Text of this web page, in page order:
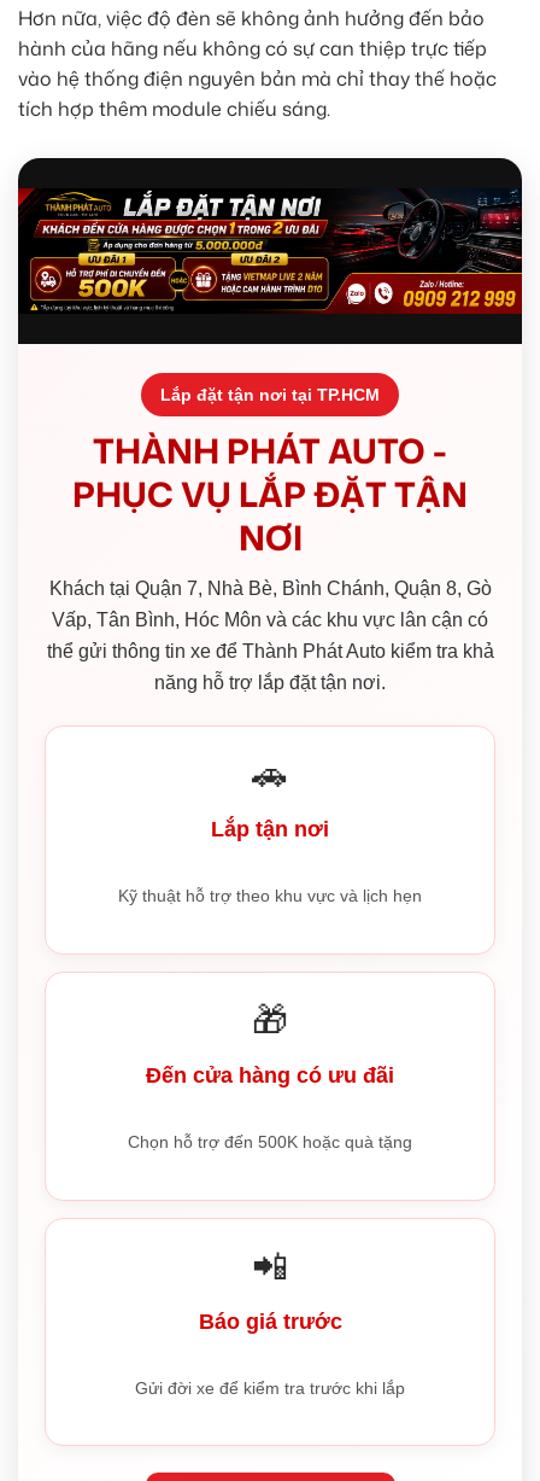
Hơn nữa, việc độ đèn sẽ không ảnh hưởng đến bảo
hành của hãng nếu không có sự can thiệp trực tiếp
vào hệ thống điện nguyên bản mà chỉ thay thế hoặc
tích hợp thêm module chiếu sáng.
Lắp đặt tận nơi tại TP.HCM
THÀNH PHÁT AUTO -
PHỤC VỤ LẮP ĐẶT TẬN
NƠI
Khách tại Quận 7, Nhà Bè, Bình Chánh, Quận 8, Gò
Vấp, Tân Bình, Hóc Môn và các khu vực lân cận có
thể gửi thông tin xe để Thành Phát Auto kiểm tra khả
năng hỗ trợ lắp đặt tận nơi.
🚗
Lắp tận nơi
Kỹ thuật hỗ trợ theo khu vực và lịch hẹn
🎁
Đến cửa hàng có ưu đãi
Chọn hỗ trợ đến 500K hoặc quà tặng
📲
Báo giá trước
Gửi đời xe để kiểm tra trước khi lắp